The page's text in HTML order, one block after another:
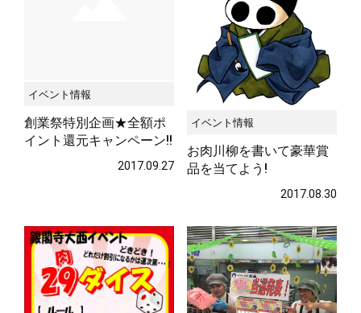
イベント情報
創業祭特別企画★全額ポ
イント還元キャンペーン!!
2017.09.27
イベント情報
お肉川柳を書いて豪華賞
品を当てよう!
2017.08.30